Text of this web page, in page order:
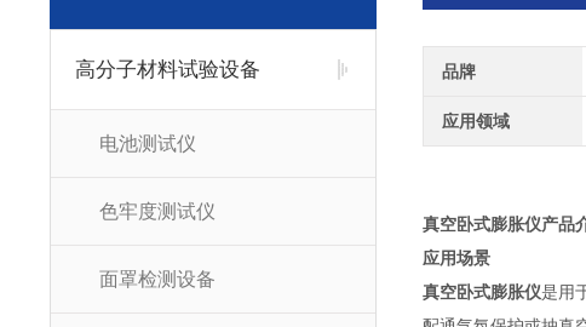
品牌
应用领域
真空卧式膨胀仪产品
应用场景
真空卧式膨胀仪是用
高分子材料试验设备
电池测试仪
色牢度测试仪
面罩检测设备